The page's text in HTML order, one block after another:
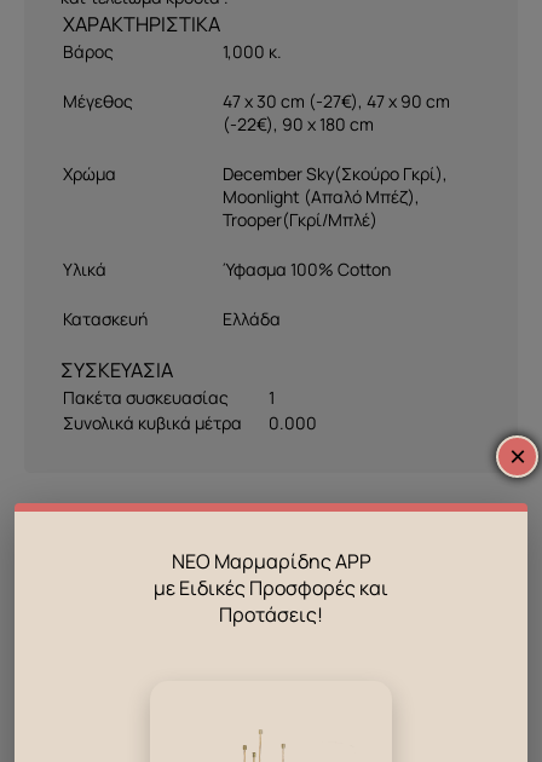
Βάρος 1,000 κ.
Μέγεθος 47 x 30 cm (-27€), 47 x 90 cm
(-22€), 90 x 180 cm
Χρώμα December Sky(Σκούρο Γκρί),
Moonlight (Απαλό Μπέζ),
Trooper(Γκρί/Μπλέ)
Υλικά Ύφασμα 100% Cotton
Κατασκευή Ελλάδα
ΣΥΣΚΕΥΑΣΙΑ
Πακέτα συσκευασίας
1
Συνολικά κυβικά μέτρα
0.000
Δες επίσης!
×
ΝΕΟ Μαρμαρίδης APP
με Ειδικές Προσφορές και
Προτάσεις!